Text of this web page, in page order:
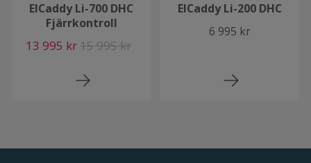
ElCaddy Li-700 DHC
Fjärrkontroll
13 995 kr15 995 kr
ElCaddy Li-200 DHC
6 995 kr